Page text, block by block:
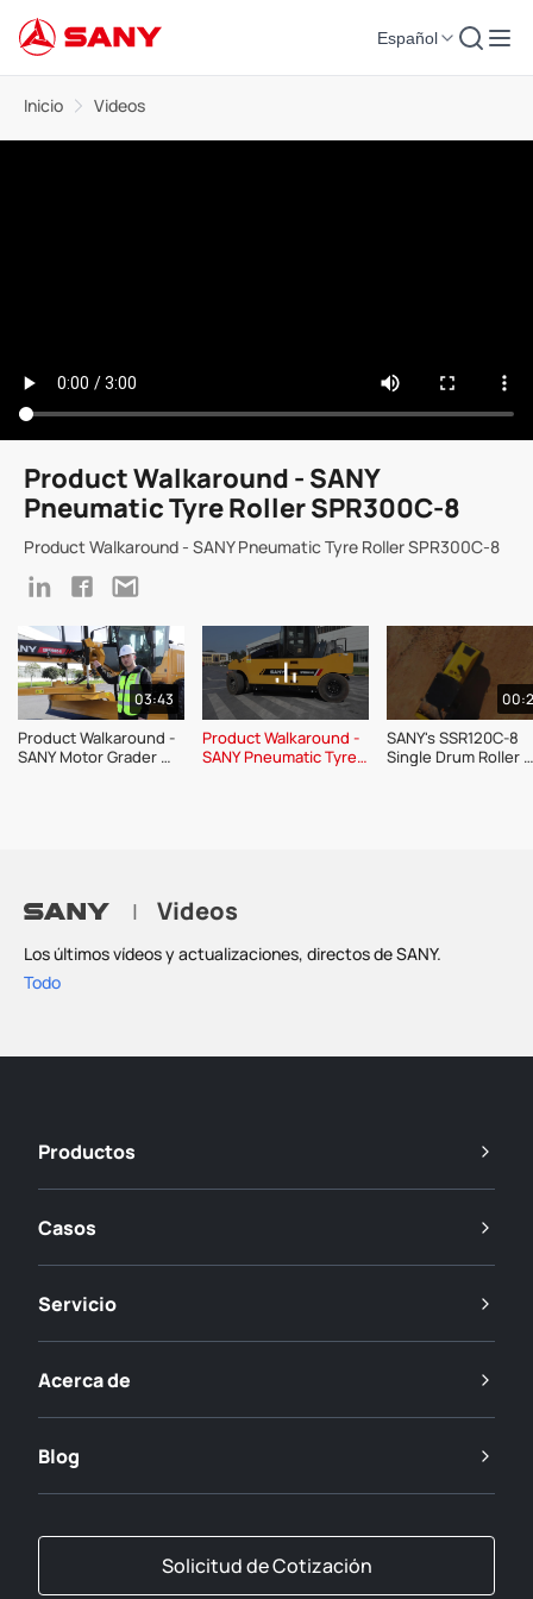
Español
Inicio Videos
Product Walkaround - SANY
Pneumatic Tyre Roller SPR300C-8
Product Walkaround - SANY Pneumatic Tyre Roller SPR300C-8
03:43
Product Walkaround -
SANY Motor Grader
Product Walkaround -
SANY Pneumatic Tyre
SANY's SSR120C-8
Single Drum Roller
| Videos
Los últimos vídeos y actualizaciones, directos de SANY.
Todo
Productos
Casos
Servicio
Acerca de
Blog
Solicitud de Cotización